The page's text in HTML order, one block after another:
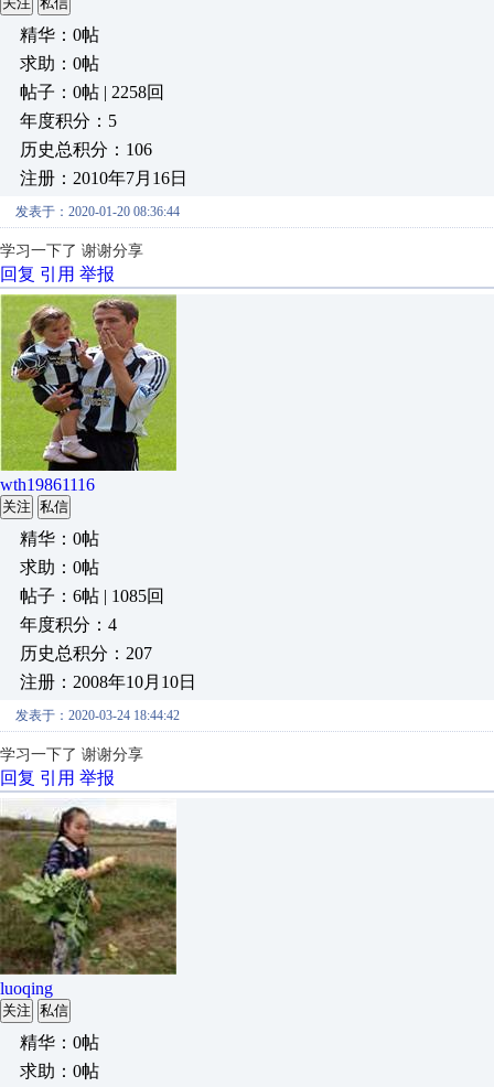
精华：0帖
求助：0帖
帖子：0帖 | 2258回
年度积分：5
历史总积分：106
注册：2010年7月16日
发表于：2020-01-20 08:36:44
学习一下了 谢谢分享
回复 引用 举报
wth19861116
关注 私信
精华：0帖
求助：0帖
帖子：6帖 | 1085回
年度积分：4
历史总积分：207
注册：2008年10月10日
发表于：2020-03-24 18:44:42
学习一下了 谢谢分享
回复 引用 举报
luoqing
关注 私信
精华：0帖
求助：0帖